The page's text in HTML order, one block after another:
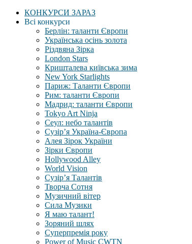
КОНКУРСИ ЗАРАЗ
Всі конкурси
Берлін: таланти Європи
Українська осінь золота
Різдвяна Зірка
London Stars
Кришталева київська зима
New York Starlights
Париж: Таланти Європи
Рим: таланти Європи
Мадрид: таланти Європи
Tokyo Art Ninja
Сеул: небо талантів
Сузір’я Україна-Європа
Алея Зірок України
Зірки Європи
Hollywood Alley
World Vision
Сузір’я Талантів
Творча Сотня
Музичний вітер
Сила Музики
Я маю талант!
Зоряний шлях
Суперпремія року
Power of Music CWTN